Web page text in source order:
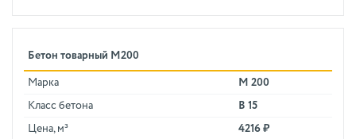
Бетон товарный М200
Марка М 200
Класс бетона В 15
Цена, м³ 4216 ₽